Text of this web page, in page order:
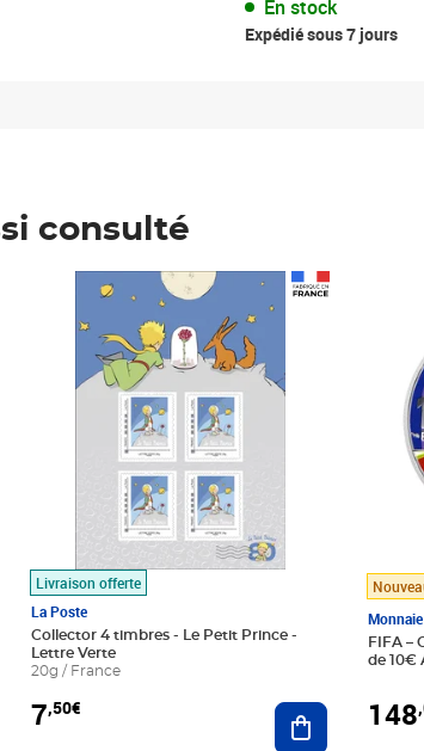
En stock
Expédié sous 7 jours
consulté
au panier
Livraison offerte
La Poste
Collector 4 timbres - Le Petit Prince -
Lettre Verte
20g / France
7,50€
Prix 7,50€
Ajouter au
FIFA –
de 10€
148